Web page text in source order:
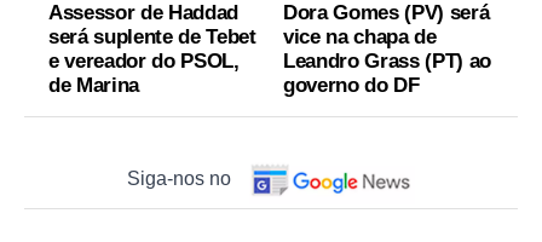
Assessor de Haddad
será suplente de Tebet
e vereador do PSOL,
de Marina
Dora Gomes (PV) será
vice na chapa de
Leandro Grass (PT) ao
governo do DF
Siga-nos no